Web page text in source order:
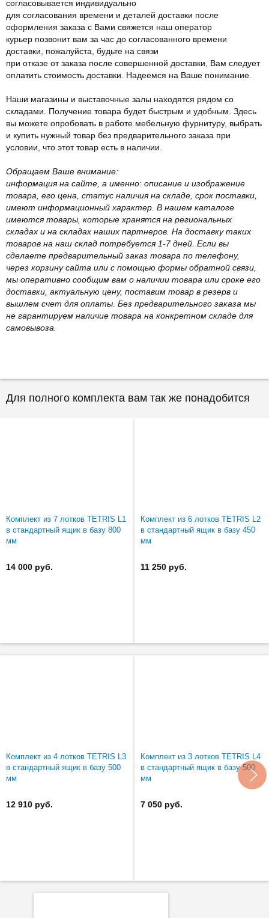
согласовывается индивидуально
для согласования времени и деталей доставки после
оформления заказа с Вами свяжется наш оператор
курьер позвонит вам за час до согласованного времени
доставки, пожалуйста, будьте на связи
при отказе от заказа после совершенной доставки, Вам следует
оплатить стоимость доставки. Надеемся на Ваше понимание.
Наши магазины и выставочные залы находятся рядом со
складами. Получение товара будет быстрым и удобным. Здесь
вы можете опробовать в работе мебельную фурнитуру, выбрать
и купить нужный товар без предварительного заказа при
условии, что этот товар есть в наличии.
Обращаем Ваше внимание:
информация на сайте, а именно: описание и изображение
товара, его цена, статус наличия на складе, срок поставки,
имеют информационный характер. В нашем каталоге
имеются товары, которые хранятся на региональных
складах и на складах наших партнеров. На доставку таких
товаров на наш склад потребуется 1-7 дней. Если вы
сделаете предварительный заказ товара по телефону,
через корзину сайта или с помощью формы обратной связи,
мы оперативно сообщим вам о наличии товара или сроке его
доставки, актуальную цену, поставим товар в резерв и
вышлем счет для оплаты. Без предварительного заказа мы
не гарантируем наличие товара на конкретном складе для
самовывоза.
Для полного комплекта вам так же понадобится
Комплект из 7 лотков TETRIS L1
в стандартный ящик в базу 800
мм
14 000 руб.
Комплект из 6 лотков TETRIS L2
в стандартный ящик в базу 450
мм
11 250 руб.
Комплект из 4 лотков TETRIS L3
в стандартный ящик в базу 500
мм
12 910 руб.
Комплект из 3 лотков TETRIS L4
в стандартный ящик в базу 500
мм
7 050 руб.